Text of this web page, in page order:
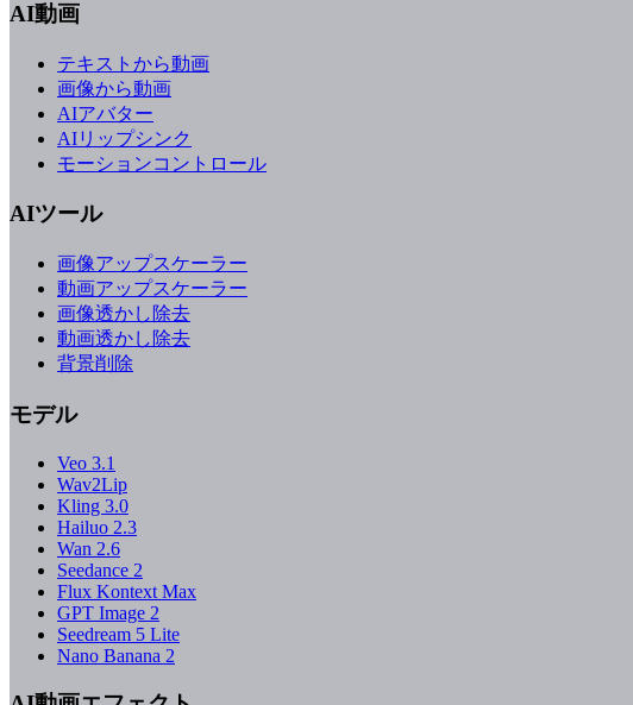
AI動画
テキストから動画
画像から動画
AIアバター
AIリップシンク
モーションコントロール
AIツール
画像アップスケーラー
動画アップスケーラー
画像透かし除去
動画透かし除去
背景削除
モデル
Veo 3.1
Wav2Lip
Kling 3.0
Hailuo 2.3
Wan 2.6
Seedance 2
Flux Kontext Max
GPT Image 2
Seedream 5 Lite
Nano Banana 2